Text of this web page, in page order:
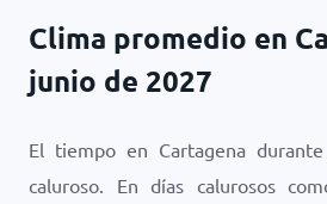
Clima promedio en
junio de 2027
El tiempo en Cartagena
caluroso. En días calurosos